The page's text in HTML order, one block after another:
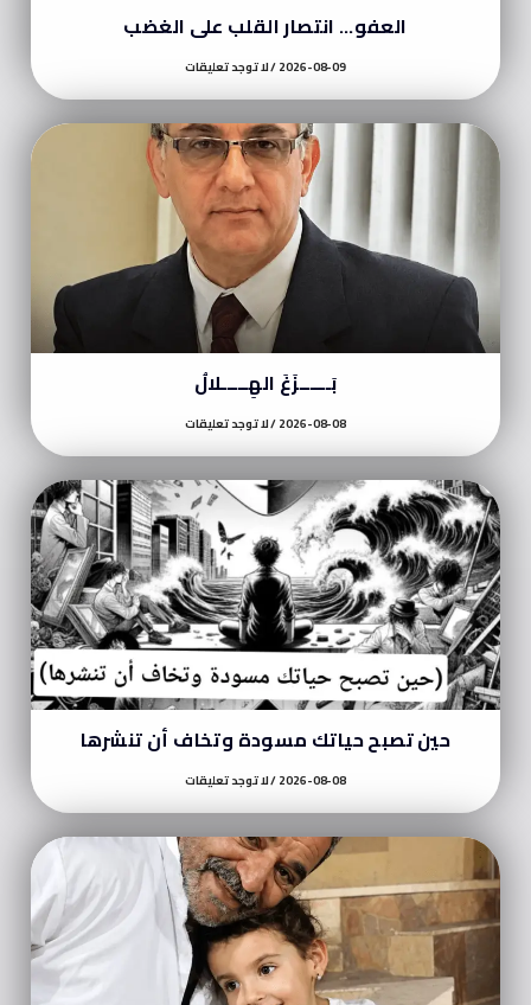
العفو… انتصار القلب على الغضب
2026-08-09 لا توجد تعليقات
بَــــــزَغَ الهِـــــلالُ
2026-08-08 لا توجد تعليقات
حين تصبح حياتك مسودة وتخاف أن تنشرها
2026-08-08 لا توجد تعليقات